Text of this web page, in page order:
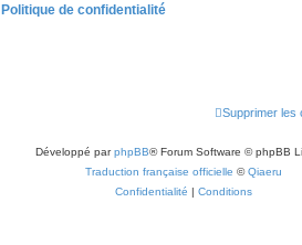
Politique de confidentialité
Supprimer les
Développé parphpBB® Forum Software © phpBB
Traduction française officielle ©Qiaeru
Confidentialité | Conditions